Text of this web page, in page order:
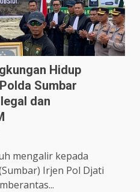
Hidup
Sumbar
dan
mengalir kepada
Irjen Pol Djati